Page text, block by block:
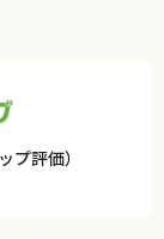
プ評価）